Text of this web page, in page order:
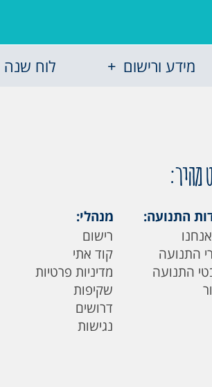
מידע ורישום לוח שנה
מהיר:
התנועה:
התנועה
התנועה
מנהלי:
רישום
קוד אתי
מדיניות פרטיות
שקיפות
דרושים
נגישות